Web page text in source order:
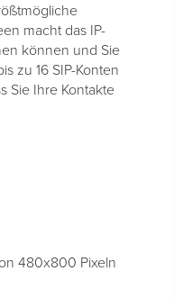
macht das IP-
können und Sie
zu 16 SIP-Konten
Sie Ihre Kontakte
480x800 Pixeln